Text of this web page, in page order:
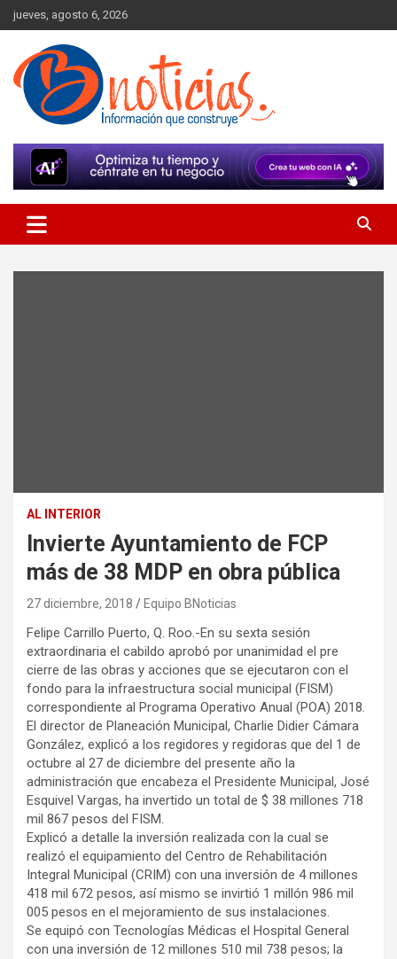
Skip
to
content
jueves, agosto 6, 2026
BNoticias
AL INTERIOR
Invierte Ayuntamiento de FCP
más de 38 MDP en obra pública
27 diciembre, 2018 Equipo BNoticias
Felipe Carrillo Puerto, Q. Roo.-En su sexta sesión
extraordinaria el cabildo aprobó por unanimidad el pre
cierre de las obras y acciones que se ejecutaron con el
fondo para la infraestructura social municipal (FISM)
correspondiente al Programa Operativo Anual (POA) 2018.
El director de Planeación Municipal, Charlie Didier Cámara
González, explicó a los regidores y regidoras que del 1 de
octubre al 27 de diciembre del presente año la
administración que encabeza el Presidente Municipal, José
Esquivel Vargas, ha invertido un total de $ 38 millones 718
mil 867 pesos del FISM.
Explicó a detalle la inversión realizada con la cual se
realizó el equipamiento del Centro de Rehabilitación
Integral Municipal (CRIM) con una inversión de 4 millones
418 mil 672 pesos, así mismo se invirtió 1 millón 986 mil
005 pesos en el mejoramiento de sus instalaciones.
Se equipó con Tecnologías Médicas el Hospital General
con una inversión de 12 millones 510 mil 738 pesos; la